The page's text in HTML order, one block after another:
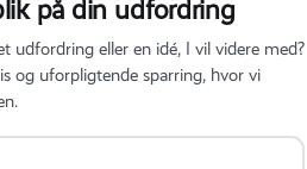
dig præcist, at
videre
på din udfordring
udfordring eller en idé, I vil videre med?
og uforpligtende sparring, hvor vi